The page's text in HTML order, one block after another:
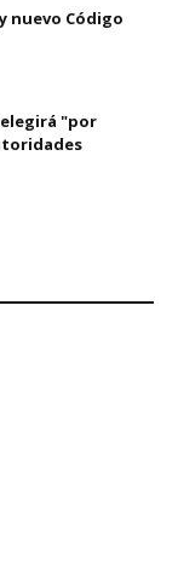
nuevo Código
elegirá "por